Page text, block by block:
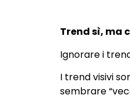
Trend sì, ma
Ignorare i
I trend visivi
sembrare